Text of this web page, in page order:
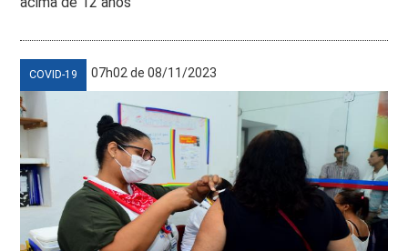
COVID-19 07h02 de 08/11/2023